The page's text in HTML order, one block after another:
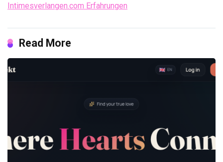
Intimesverlangen.com Erfahrungen
Read More